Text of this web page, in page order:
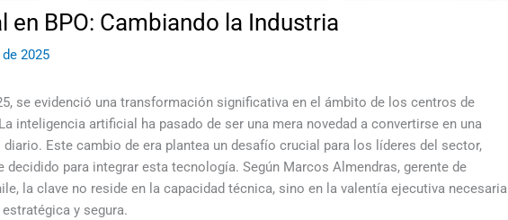
BPO: Cambiando la Industria
2025
se evidenció una transformación significativa en el ámbito de los centros de
inteligencia artificial ha pasado de ser una mera novedad a convertirse en una
Este cambio de era plantea un desafío crucial para los líderes del sector,
decidido para integrar esta tecnología. Según Marcos Almendras, gerente de
la clave no reside en la capacidad técnica, sino en la valentía ejecutiva necesaria
y segura.